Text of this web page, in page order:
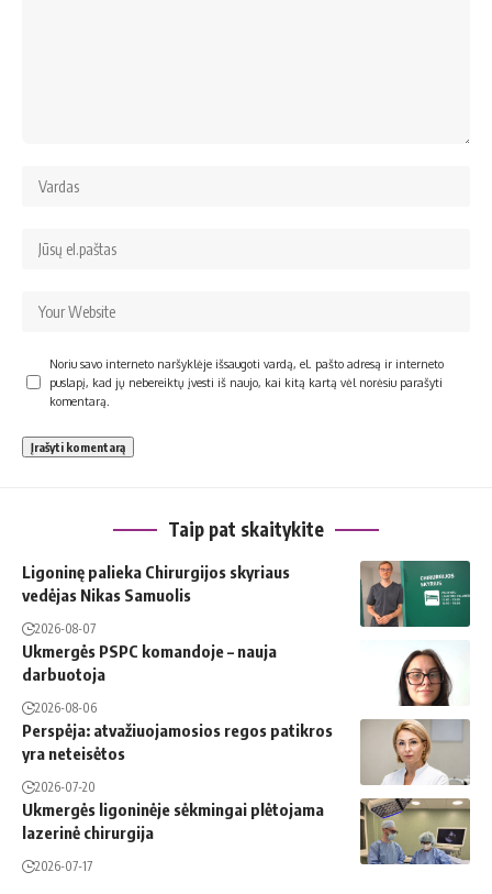
Noriu savo interneto naršyklėje išsaugoti vardą, el. pašto adresą ir interneto
puslapį, kad jų nebereiktų įvesti iš naujo, kai kitą kartą vėl norėsiu parašyti
komentarą.
Taip pat skaitykite
Ligoninę palieka Chirurgijos skyriaus
vedėjas Nikas Samuolis
2026-08-07
Ukmergės PSPC komandoje – nauja
darbuotoja
2026-08-06
Perspėja: atvažiuojamosios regos patikros
yra neteisėtos
2026-07-20
Ukmergės ligoninėje sėkmingai plėtojama
lazerinė chirurgija
2026-07-17